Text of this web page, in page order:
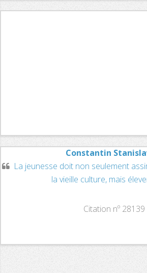
Constantin
La jeunesse doit non seulement
la vieille culture, mais
Citation nº 28139